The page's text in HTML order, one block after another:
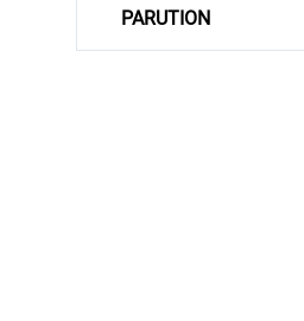
PARUTION